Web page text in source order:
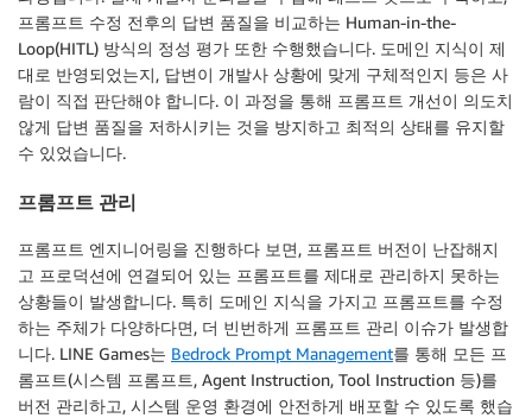
프롬프트 수정 전후의 답변 품질을 비교하는 Human-in-the-
Loop(HITL) 방식의 정성 평가 또한 수행했습니다. 도메인 지식이 제
대로 반영되었는지, 답변이 개발사 상황에 맞게 구체적인지 등은 사
람이 직접 판단해야 합니다. 이 과정을 통해 프롬프트 개선이 의도치
않게 답변 품질을 저하시키는 것을 방지하고 최적의 상태를 유지할
수 있었습니다.
프롬프트 관리
프롬프트 엔지니어링을 진행하다 보면, 프롬프트 버전이 난잡해지
고 프로덕션에 연결되어 있는 프롬프트를 제대로 관리하지 못하는
상황들이 발생합니다. 특히 도메인 지식을 가지고 프롬프트를 수정
하는 주체가 다양하다면, 더 빈번하게 프롬프트 관리 이슈가 발생합
니다. LINE Games는 Bedrock Prompt Management를 통해 모든 프
롬프트(시스템 프롬프트, Agent Instruction, Tool Instruction 등)를
버전 관리하고, 시스템 운영 환경에 안전하게 배포할 수 있도록 했습